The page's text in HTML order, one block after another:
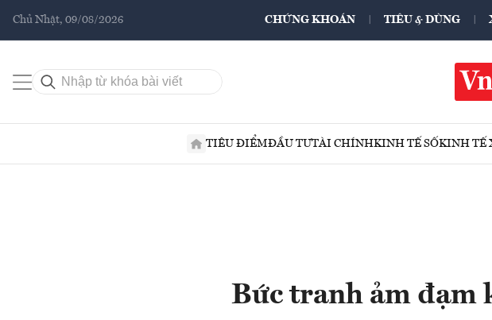
Chủ Nhật, 09/08/2026 CHỨNG KHOÁN TIÊU & DÙNG
TIÊU ĐIỂMĐẦU TƯTÀI CHÍNHKINH TẾ SỐKINH TẾ
Bức tranh ảm đạm